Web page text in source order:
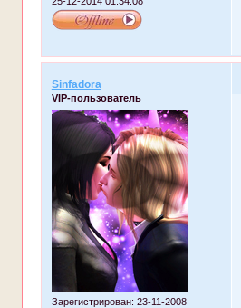
Sinfadora
VIP-пользователь
Зарегистрирован: 23-11-2008